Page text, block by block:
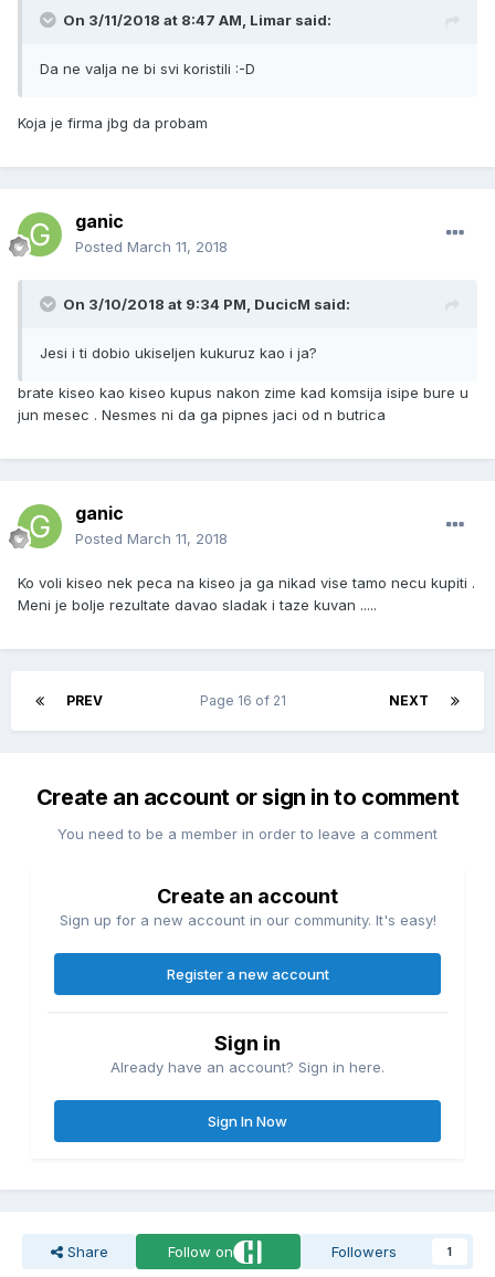
On 3/11/2018 at 8:47 AM, Limar said:
Da ne valja ne bi svi koristili :-D
Koja je firma jbg da probam
ganic
Posted March 11, 2018
On 3/10/2018 at 9:34 PM, DucicM said:
Jesi i ti dobio ukiseljen kukuruz kao i ja?
brate kiseo kao kiseo kupus nakon zime kad komsija isipe bure u
jun mesec . Nesmes ni da ga pipnes jaci od n butrica
ganic
Posted March 11, 2018
Ko voli kiseo nek peca na kiseo ja ga nikad vise tamo necu kupiti .
Meni je bolje rezultate davao sladak i taze kuvan .....
PREV NEXT
Page 16 of 21
Create an account or sign in to comment
You need to be a member in order to leave a comment
Create an account
Sign up for a new account in our community. It's easy!
Register a new account
Sign in
Already have an account? Sign in here.
Sign In Now
Share Follow on Followers 1